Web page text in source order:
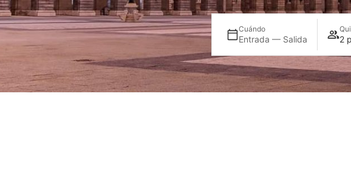
Cuándo
Entrada — Salida 2